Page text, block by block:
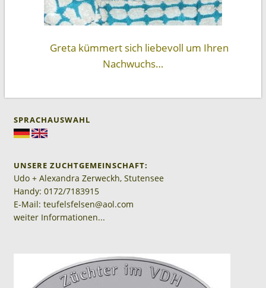
Greta kümmert sich liebevoll um Ihren
Nachwuchs…
SPRACHAUSWAHL
UNSERE ZUCHTGEMEINSCHAFT:
Udo + Alexandra Zerweckh, Stutensee
Handy: 0172/7183915
E-Mail: teufelsfelsen@aol.com
weiter Informationen...